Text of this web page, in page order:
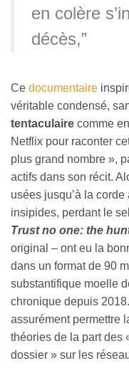
en colère
décès,”
Ce documentaire
véritable condensé,
tentaculaire comme
Netflix pour raconter
plus grand nombre »,
actifs dans son récit.
usées jusqu’à la
insipides, perdant le
Trust no one: the
original – ont eu la
dans un format de 90
substantifique moelle
chronique depuis
assurément permettre
théories de la part des
dossier » sur les